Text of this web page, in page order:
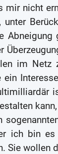
mir nicht
unter
im Netz
ein
ich bin es
Sie wollen